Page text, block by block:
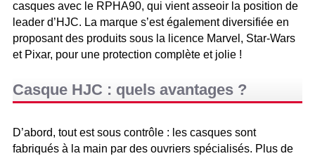
casques avec le RPHA90, qui vient asseoir la position de
leader d’HJC. La marque s’est également diversifiée en
proposant des produits sous la licence Marvel, Star-Wars
et Pixar, pour une protection complète et jolie !
Casque HJC : quels avantages ?
D’abord, tout est sous contrôle : les casques sont
fabriqués à la main par des ouvriers spécialisés. Plus de